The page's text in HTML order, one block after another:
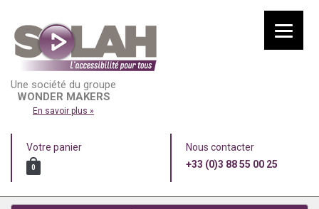
Une société du groupe
WONDER MAKERS
En savoir plus »
Votre panier
0
Nous contacter
+33 (0)3 88 55 00 25